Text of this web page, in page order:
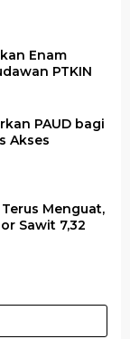
Enam
PTKIN
PAUD bagi
Akses
Menguat,
Sawit 7,32